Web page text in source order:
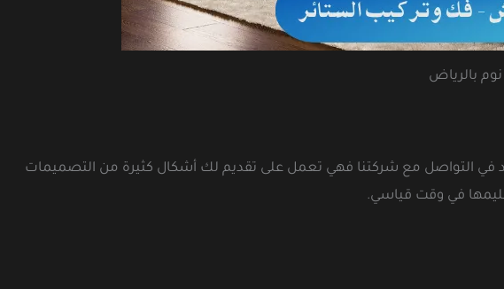
بالرياض
في التواصل مع شركتنا فهي تعمل على تقديم لك أشكال كثيرة من التصميمات
في وقت قياسي.